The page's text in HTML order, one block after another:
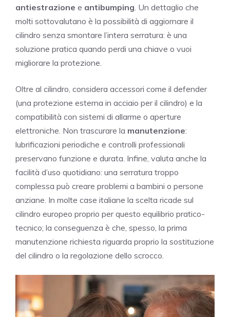
antiestrazione e antibumping. Un dettaglio che
molti sottovalutano è la possibilità di aggiornare il
cilindro senza smontare l’intera serratura: è una
soluzione pratica quando perdi una chiave o vuoi
migliorare la protezione.
Oltre al cilindro, considera accessori come il defender
(una protezione esterna in acciaio per il cilindro) e la
compatibilità con sistemi di allarme o aperture
elettroniche. Non trascurare la manutenzione:
lubrificazioni periodiche e controlli professionali
preservano funzione e durata. Infine, valuta anche la
facilità d’uso quotidiano: una serratura troppo
complessa può creare problemi a bambini o persone
anziane. In molte case italiane la scelta ricade sul
cilindro europeo proprio per questo equilibrio pratico-
tecnico; la conseguenza è che, spesso, la prima
manutenzione richiesta riguarda proprio la sostituzione
del cilindro o la regolazione dello scrocco.